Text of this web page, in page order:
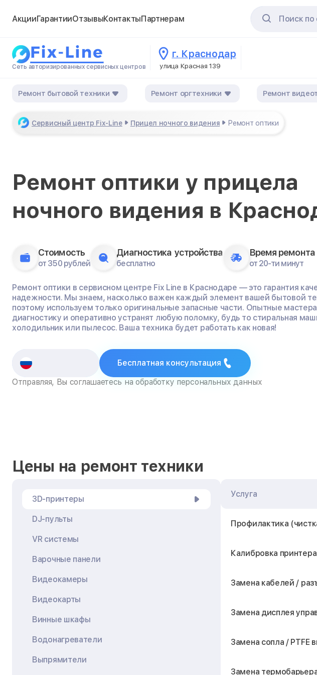
АкцииГарантииОтзывыКонтактыПартнерам Поиск по
Сеть авторизированных сервисных центров
г. Краснодар
улица Красная 139
Ремонт бытовой техники Ремонт оргтехники Ремонт
Сервисный центр Fix-Line Прицел ночного видения Ремонт оптики
Ремонт оптики у прицела
ночного видения в
Стоимость
от 350 рублей
Диагностика устройства
бесплатно
Время ремонта
от 20-ти минут
Ремонт оптики в сервисном центре Fix Line в Краснодаре — это гарантия
надежности. Мы знаем, насколько важен каждый элемент вашей бытовой
поэтому используем только оригинальные запасные части. Опытные
диагностику и оперативно устранят любую поломку, будь то стиральная
холодильник или пылесос. Ваша техника будет работать как новая!
Бесплатная консультация
Отправляя, Вы соглашаетесь на обработку персональных данных
Цены на ремонт техники
3D-принтеры
DJ-пульты
VR системы
Варочные панели
Видеокамеры
Видеокарты
Винные шкафы
Водонагреватели
Выпрямители
Услуга
Профилактика
Калибровка принтера
Замена кабелей /
Замена дисплея
Замена сопла / PTFE
Замена